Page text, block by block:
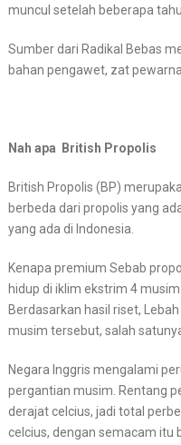
muncul setelah beberapa
Sumber dari Radikal Bebas
bahan pengawet, zat
Nah apa British Propolis
British Propolis (BP)
berbeda dari propolis yang
yang ada di Indonesia.
Kenapa premium Sebab
hidup di iklim ekstrim 4
Berdasarkan hasil riset,
musim tersebut, salah
Negara Inggris mengalami
pergantian musim. Rentang
derajat celcius, jadi total
celcius, dengan semacam itu